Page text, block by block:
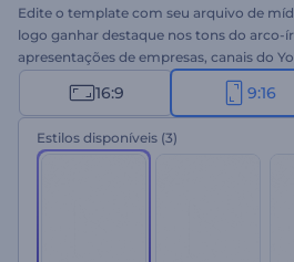
Edite o template com seu arquivo de
logo ganhar destaque nos tons do arco-
apresentações de empresas, canais do
projetos. Experimente agora mesmo!
16:9 9:16
Estilos disponíveis (3)